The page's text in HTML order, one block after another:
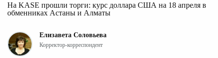
На KASE прошли торги: курс доллара США на 18 апреля в
обменниках Астаны и Алматы
Елизавета Соловьева
Корректор-корреспондент